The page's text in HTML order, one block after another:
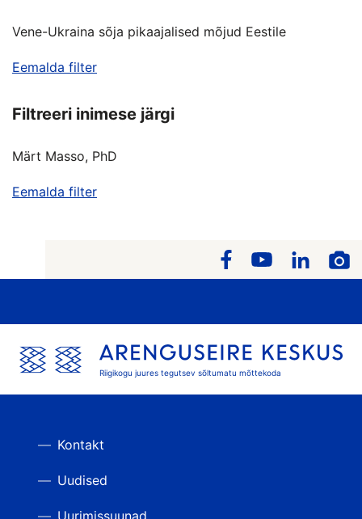
Vene-Ukraina sõja pikaajalised mõjud Eestile
Eemalda filter
Filtreeri inimese järgi
Märt Masso, PhD
Eemalda filter
Riigikogu juures tegutsev sõltumatu mõttekoda
Kontakt
Uudised
Uurimissuunad